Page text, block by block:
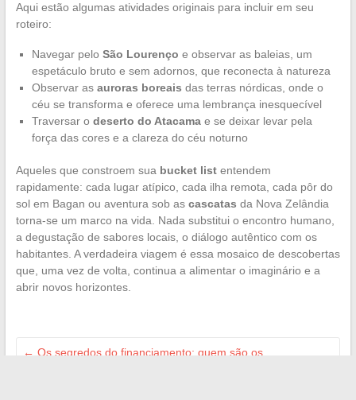
Aqui estão algumas atividades originais para incluir em seu
roteiro:
Navegar pelo São Lourenço e observar as baleias, um
espetáculo bruto e sem adornos, que reconecta à natureza
Observar as auroras boreais das terras nórdicas, onde o
céu se transforma e oferece uma lembrança inesquecível
Traversar o deserto do Atacamae se deixar levar pela
força das cores e a clareza do céu noturno
Aqueles que constroem sua bucket listentendem
rapidamente: cada lugar atípico, cada ilha remota, cada pôr do
sol em Bagan ou aventura sob as cascatas da Nova Zelândia
torna-se um marco na vida. Nada substitui o encontro humano,
a degustação de sabores locais, o diálogo autêntico com os
habitantes. A verdadeira viagem é essa mosaico de descobertas
que, uma vez de volta, continua a alimentar o imaginário e a
abrir novos horizontes.
← Os segredos do financiamento: quem são os